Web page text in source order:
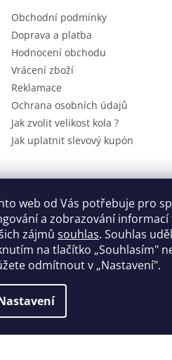
web od Vás potřebuje pro
a zobrazování informací
zájmů souhlas. Souhlas
na tlačítko „Souhlasím"
odmítnout v „Nastavení".
Obchodní podmínky
Doprava a platba
Hodnocení obchodu
Vrácení zboží
Reklamace
Ochrana osobních údajů
Jak zvolit velikost kola ?
Jak uplatnit slevový kupón